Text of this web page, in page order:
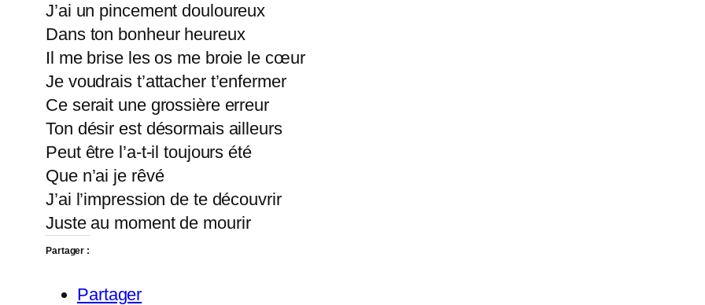
J’ai un pincement douloureux
Dans ton bonheur heureux
Il me brise les os me broie le cœur
Je voudrais t’attacher t’enfermer
Ce serait une grossière erreur
Ton désir est désormais ailleurs
Peut être l’a-t-il toujours été
Que n’ai je rêvé
J’ai l’impression de te découvrir
Juste au moment de mourir
Partager :
Partager